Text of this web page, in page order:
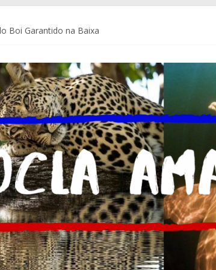
Boi Garantido na Baixa
Brasil e do mundo
Delegacia do Turista no Bumbódromo